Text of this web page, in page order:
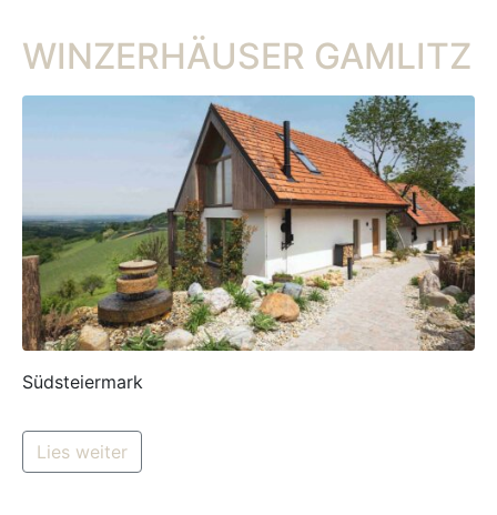
WINZERHÄUSER GAMLITZ
Südsteiermark
Lies weiter